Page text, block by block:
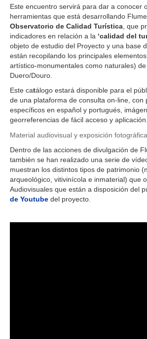
Este encuentro servirá para dar a conocer
herramientas que está desarrollando
Observatorio de Calidad Turística , que
indicadores en relación a la ‘calidad del
objeto de estudio del Proyecto y una base
están recopilando los principales
artístico-monumentales como naturales)
Duero/Douro.
Este catálogo estará disponible para el
de una plataforma de consulta on-line, con
específicos en español y portugués,
georreferencias de fácil acceso y aplicación.
Material audiovisual y exposición fotográfica
Dentro de las acciones de divulgación de
también se han realizado una serie de
muestran los distintos tipos de patrimonio
arqueológico, vitivinícola e inmaterial) que
Audiovisuales que están a disposición del
de Youtube del proyecto.